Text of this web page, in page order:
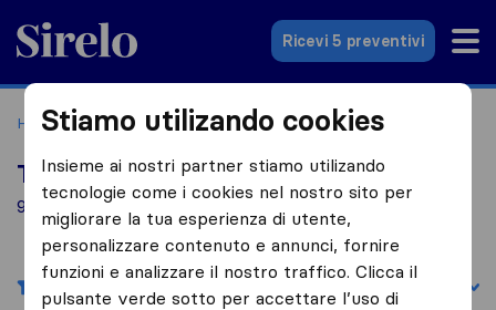
Sirelo.it
Ricevi 5 preventivi
Home Le 10 migliori aziende di traslochi in Italia
Top 10 traslocatori a Cesate
9 aziende di traslochi trovate a Cesate
Filtri Filtra per:
Stiamo utilizando cookies
Insieme ai nostri partner stiamo utilizando
tecnologie come i cookies nel nostro sito per
migliorare la tua esperienza di utente,
personalizzare contenuto e annunci, fornire
funzioni e analizzare il nostro traffico. Clicca il
pulsante verde sotto per accettare l’uso di